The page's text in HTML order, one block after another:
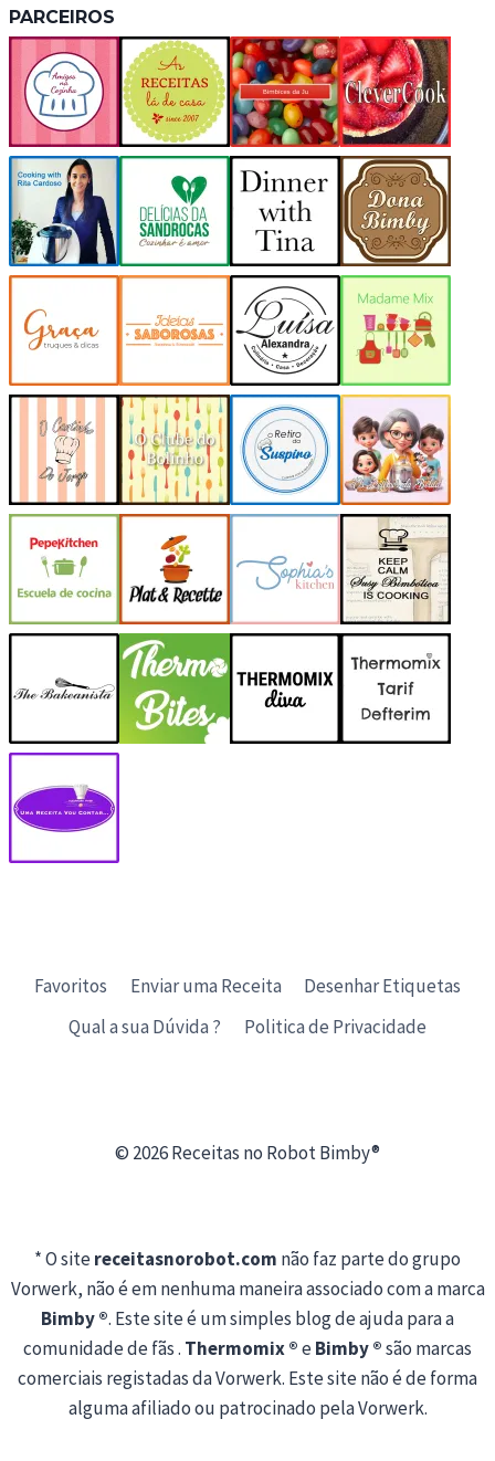
PARCEIROS
Favoritos Enviar uma Receita
Desenhar Etiquetas
Qual a sua Dúvida ?
Politica de Privacidade
© 2026 Receitas no Robot Bimby®
* O sitereceitasnorobot.com não faz parte do grupo
Vorwerk, não é em nenhuma maneira associado com a marca
Bimby ®. Este site é um simples blog de ajuda para a
comunidade de fãs . Thermomix ®eBimby ®são marcas
comerciais registadas da Vorwerk. Este site não é de forma
alguma afiliado ou patrocinado pela Vorwerk.